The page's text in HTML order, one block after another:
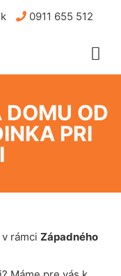
0911 655 512
DOMU OD
PRI
rámci Západného